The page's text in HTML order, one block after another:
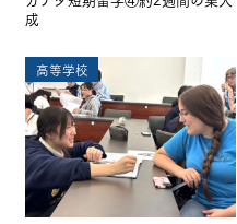
成
高等学校